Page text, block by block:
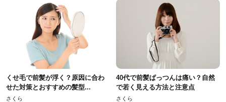
くせ毛で前髪が浮く？原因に合わ
せた対策とおすすめの髪型...
さくら
40代で前髪ぱっつんは痛い？自然
で若く見える方法と注意点
さくら